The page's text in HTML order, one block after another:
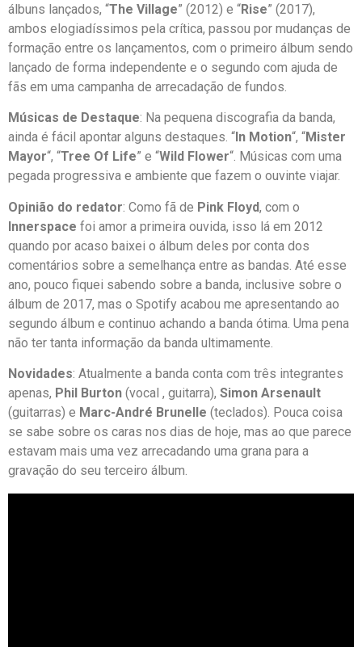
álbuns lançados, “The Village” (2012) e “Rise” (2017),
ambos elogiadíssimos pela crítica, passou por mudanças de
formação entre os lançamentos, com o primeiro álbum sendo
lançado de forma independente e o segundo com ajuda de
fãs em uma campanha de arrecadação de fundos.
Músicas de Destaque: Na pequena discografia da banda,
ainda é fácil apontar alguns destaques. “ In Motion“, “Mister
Mayor“, “Tree Of Life” e “Wild Flower“. Músicas com uma
pegada progressiva e ambiente que fazem o ouvinte viajar.
Opinião do redator: Como fã de Pink Floyd, com o
Innerspace foi amor a primeira ouvida, isso lá em 2012
quando por acaso baixei o álbum deles por conta dos
comentários sobre a semelhança entre as bandas. Até esse
ano, pouco fiquei sabendo sobre a banda, inclusive sobre o
álbum de 2017, mas o Spotify acabou me apresentando ao
segundo álbum e continuo achando a banda ótima. Uma pena
não ter tanta informação da banda ultimamente.
Novidades: Atualmente a banda conta com três integrantes
apenas, Phil Burton (vocal , guitarra), Simon Arsenault
(guitarras) e Marc-André Brunelle (teclados). Pouca coisa
se sabe sobre os caras nos dias de hoje, mas ao que parece
estavam mais uma vez arrecadando uma grana para a
gravação do seu terceiro álbum.